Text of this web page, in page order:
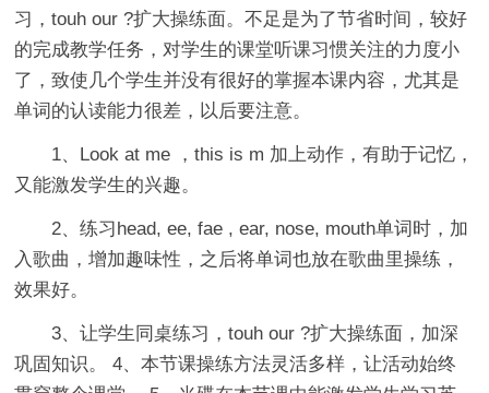
习，touh our ?扩大操练面。不足是为了节省时间，较好
的完成教学任务，对学生的课堂听课习惯关注的力度小
了，致使几个学生并没有很好的掌握本课内容，尤其是
单词的认读能力很差，以后要注意。
1、Look at me ，this is m 加上动作，有助于记忆，
又能激发学生的兴趣。
2、练习head, ee, fae , ear, nose, mouth单词时，加
入歌曲，增加趣味性，之后将单词也放在歌曲里操练，
效果好。
3、让学生同桌练习，touh our ?扩大操练面，加深
巩固知识。 4、本节课操练方法灵活多样，让活动始终